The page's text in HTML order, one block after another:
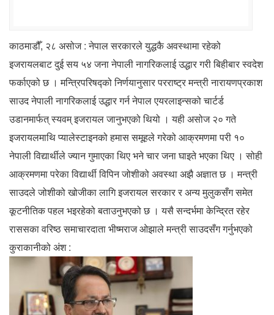
काठमाडौँ, २८ असोज : नेपाल सरकारले युद्धकै अवस्थामा रहेको
इजरायलबाट दुई सय ५४ जना नेपाली नागरिकलाई उद्धार गरी बिहीबार स्वदेश
फर्काएको छ । मन्त्रिपरिषद्को निर्णयानुसार परराष्ट्र मन्त्री नारायणप्रकाश
साउद नेपाली नागरिकलाई उद्धार गर्न नेपाल एयरलाइन्सको चार्टर्ड
उडानमार्फत् स्यवम् इजरायल जानुभएको थियो । यही असोज २० गते
इजरायलमाथि प्यालेस्टाइनको हमास समूहले गरेको आक्रमणमा परी १०
नेपाली विद्यार्थीले ज्यान गुमाएका थिए भने चार जना घाइते भएका थिए । सोही
आक्रमणमा परेका विद्यार्थी विपिन जोशीको अवस्था अझै अज्ञात छ । मन्त्री
साउदले जोशीको खोजीका लागि इजरायल सरकार र अन्य मुलुकसँग समेत
कूटनीतिक पहल भइरहेको बताउनुभएको छ । यसै सन्दर्भमा केन्द्रित रहेर
राससका वरिष्ठ समाचारदाता भीष्मराज ओझाले मन्त्री साउदसँग गर्नुभएको
कुराकानीको अंश :